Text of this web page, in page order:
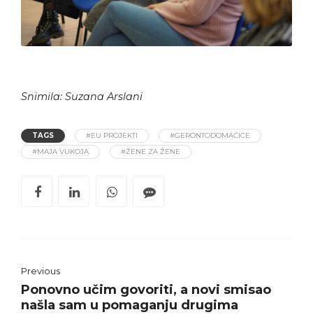
Snimila: Suzana Arslani
TAGS #EU PROJEKTI
#GERONTODOMAĆICE
#MAJA VUKOJA
#ŽENE ZA ŽENE
Previous
Ponovno učim govoriti, a novi smisao
našla sam u pomaganju drugima